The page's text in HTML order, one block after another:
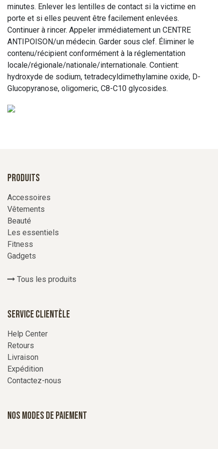
minutes. Enlever les lentilles de contact si la victime en
porte et si elles peuvent être facilement enlevées.
Continuer à rincer. Appeler immédiatement un CENTRE
ANTIPOISON/un médecin. Garder sous clef. Éliminer le
contenu/récipient conformément à la réglementation
locale/régionale/nationale/internationale. Contient:
hydroxyde de sodium, tetradecyldimethylamine oxide, D-
Glucopyranose, oligomeric, C8-C10 glycosides.
Produits
Accessoires
Vêtements
Beauté
Les essentiels
Fitness
Gadgets
Tous les produits
Service Clientèle
Help Center
Retours
Livraison
Expédition
Contactez-nous
Nos modes de paiement